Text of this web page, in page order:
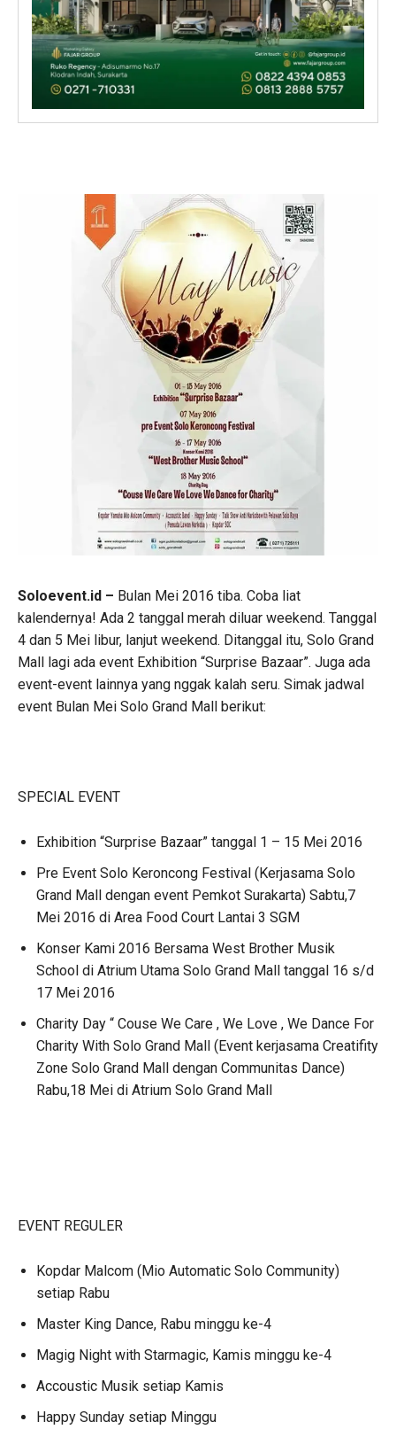
Soloevent.id – Bulan Mei 2016 tiba. Coba liat
kalendernya! Ada 2 tanggal merah diluar weekend. Tanggal
4 dan 5 Mei libur, lanjut weekend. Ditanggal itu, Solo Grand
Mall lagi ada event Exhibition “Surprise Bazaar”. Juga ada
event-event lainnya yang nggak kalah seru. Simak jadwal
event Bulan Mei Solo Grand Mall berikut:
SPECIAL EVENT
Exhibition “Surprise Bazaar” tanggal 1 – 15 Mei 2016
Pre Event Solo Keroncong Festival (Kerjasama Solo
Grand Mall dengan event Pemkot Surakarta) Sabtu,7
Mei 2016 di Area Food Court Lantai 3 SGM
Konser Kami 2016 Bersama West Brother Musik
School di Atrium Utama Solo Grand Mall tanggal 16 s/d
17 Mei 2016
Charity Day “ Couse We Care , We Love , We Dance For
Charity With Solo Grand Mall (Event kerjasama Creatifity
Zone Solo Grand Mall dengan Communitas Dance)
Rabu,18 Mei di Atrium Solo Grand Mall
EVENT REGULER
Kopdar Malcom (Mio Automatic Solo Community)
setiap Rabu
Master King Dance, Rabu minggu ke-4
Magig Night with Starmagic, Kamis minggu ke-4
Accoustic Musik setiap Kamis
Happy Sunday setiap Minggu